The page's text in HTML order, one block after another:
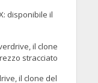
disponibile il
il clone
stracciato
il clone del